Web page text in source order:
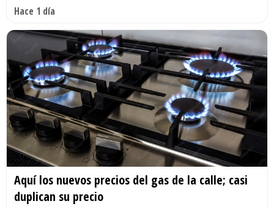
Hace 1 día
Aquí los nuevos precios del gas de la calle; casi
duplican su precio